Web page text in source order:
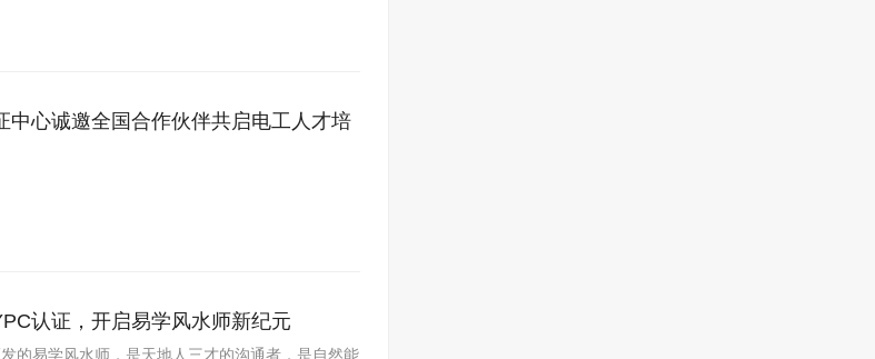
中心诚邀全国合作伙伴共启电工人才培
认证，开启易学风水师新纪元
的易学风水师，是天地人三才的沟通者，是自然能